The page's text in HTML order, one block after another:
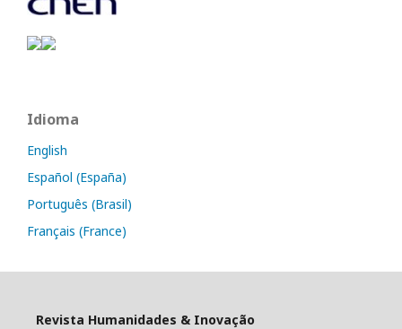
Idioma
English
Español (España)
Português (Brasil)
Français (France)
Revista Humanidades & Inovação